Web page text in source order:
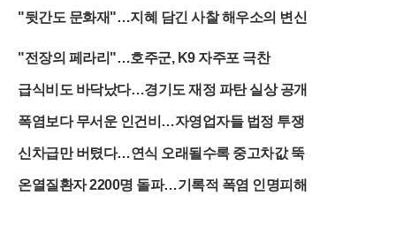
"뒷간도 문화재"…지혜 담긴 사찰 해우소의 변신
"전장의 페라리"…호주군, K9 자주포 극찬
급식비도 바닥났다…경기도 재정 파탄 실상 공개
폭염보다 무서운 인건비…자영업자들 법정 투쟁
신차급만 버텼다…연식 오래될수록 중고차값 뚝
온열질환자 2200명 돌파…기록적 폭염 인명피해